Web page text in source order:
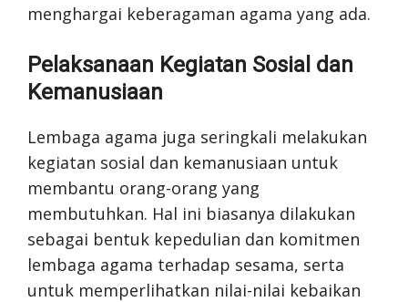
menghargai keberagaman agama yang ada.
Pelaksanaan Kegiatan Sosial dan
Kemanusiaan
Lembaga agama juga seringkali melakukan
kegiatan sosial dan kemanusiaan untuk
membantu orang-orang yang
membutuhkan. Hal ini biasanya dilakukan
sebagai bentuk kepedulian dan komitmen
lembaga agama terhadap sesama, serta
untuk memperlihatkan nilai-nilai kebaikan